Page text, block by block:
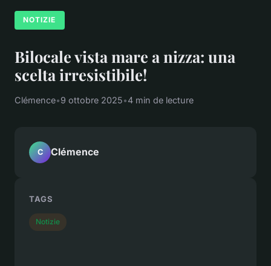
NOTIZIE
Bilocale vista mare a nizza: una
scelta irresistibile!
Clémence•9 ottobre 2025•4 min de lecture
C Clémence
TAGS
Notizie